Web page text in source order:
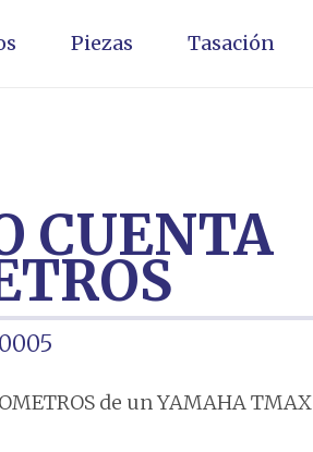
Piezas Tasación
CUENTA
de un YAMAHA TMAX